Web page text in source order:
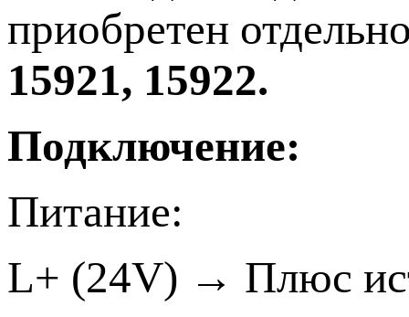
приобретен
15921, 15922.
Подключение:
Питание:
L+ (24V) → Плюс